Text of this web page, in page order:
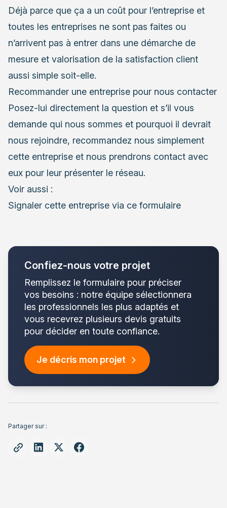
Déjà parce que ça a un coût pour l’entreprise et
toutes les entreprises ne sont pas faites ou
n’arrivent pas à entrer dans une démarche de
mesure et valorisation de la satisfaction client
aussi simple soit-elle.
Recommander une entreprise pour nous contacter
Posez-lui directement la question et s’il vous
demande qui nous sommes et pourquoi il devrait
nous rejoindre, recommandez nous simplement
cette entreprise et nous prendrons contact avec
eux pour leur présenter le réseau.
Voir aussi :
Signaler cette entreprise via ce formulaire
Confiez-nous votre projet
Remplissez le formulaire pour préciser
vos besoins : notre équipe sélectionnera
les professionnels les plus adaptés et
vous recevrez plusieurs devis gratuits
pour décider en toute confiance.
Je décris mon projet
Partager sur :